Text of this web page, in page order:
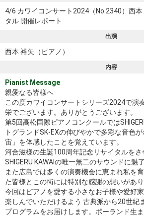
4/6 カワイコンサート2024（No.2340）西本
タル 開催レポート
出演
西本 裕矢（ピアノ）
内容
Pianist Message
親愛なる皆様へ
この度カワイコンサートシリーズ2024で演
栄でございます。ありがとうございます。
第5回高松国際ピアノコンクールでは
トグランドSK-EXの伸びやかで多彩な音色
宙」を体感したことを覚えています。
河合滋様の生誕100周年記念リサイタルを
SHIGERU KAWAIの唯一無二のサウンドに魅
また広島では多くの演奏機会に恵まれ私を
た皆様とこの街には特別な感謝の想いがあり
今回はピアノを愛する小さなお子様や愛好
楽しんでいただけるよう 古典派から20世紀
プログラムをお届けします。ポーランド生